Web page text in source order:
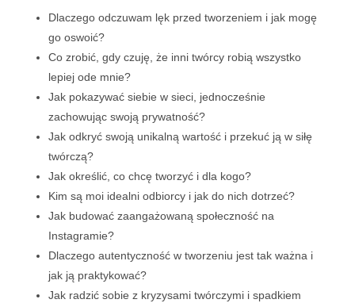
Dlaczego odczuwam lęk przed tworzeniem i jak mogę
go oswoić?
Co zrobić, gdy czuję, że inni twórcy robią wszystko
lepiej ode mnie?
Jak pokazywać siebie w sieci, jednocześnie
zachowując swoją prywatność?
Jak odkryć swoją unikalną wartość i przekuć ją w siłę
twórczą?
Jak określić, co chcę tworzyć i dla kogo?
Kim są moi idealni odbiorcy i jak do nich dotrzeć?
Jak budować zaangażowaną społeczność na
Instagramie?
Dlaczego autentyczność w tworzeniu jest tak ważna i
jak ją praktykować?
Jak radzić sobie z kryzysami twórczymi i spadkiem